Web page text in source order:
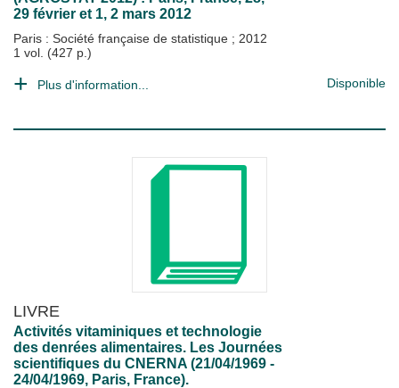
29 février et 1, 2 mars 2012
Paris : Société française de statistique ; 2012
1 vol. (427 p.)
Plus d'information... Disponible
LIVRE
Activités vitaminiques et technologie
des denrées alimentaires. Les Journées
scientifiques du CNERNA (21/04/1969 -
24/04/1969, Paris, France).